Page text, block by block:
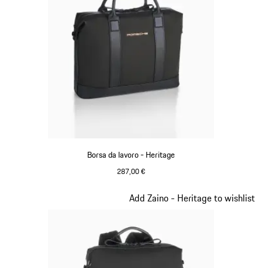
Borsa da lavoro - Heritage
287,00 €
Add Zaino - Heritage to wishlist